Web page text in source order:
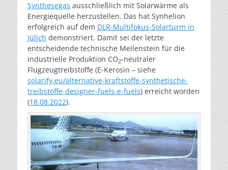
Synthesegas ausschließlich mit Solarwärme als
Energiequelle herzustellen. Das hat Synhelion
erfolgreich auf dem DLR-Multifokus-Solarturm in
Jülich demonstriert. Damit sei der letzte
entscheidende technische Meilenstein für die
industrielle Produktion CO2-neutraler
Flugzeugtreibstoffe (E-Kerosin – siehe
solarify.eu/alternative-kraftstoffe-synthetische-
treibstoffe-designer-fuels-e-fuels) erreicht worden
(18.08.2022).